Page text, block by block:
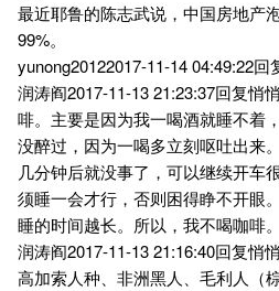
最近耶鲁的陈志武说，中国房地产
99%。
yunong20122017-11-14 04:49:22
润涛阎2017-11-13 21:23:37回复悄
啡。主要是因为我一喝酒就睡不着
没醉过，因为一喝多立刻呕吐出来
几分钟后就没事了，可以继续开车
须睡一会才行，否则困得睁不开眼
睡的时间越长。所以，我不喝咖啡。
润涛阎2017-11-13 21:16:40回复悄
高加索人种、非洲黑人、毛利人（